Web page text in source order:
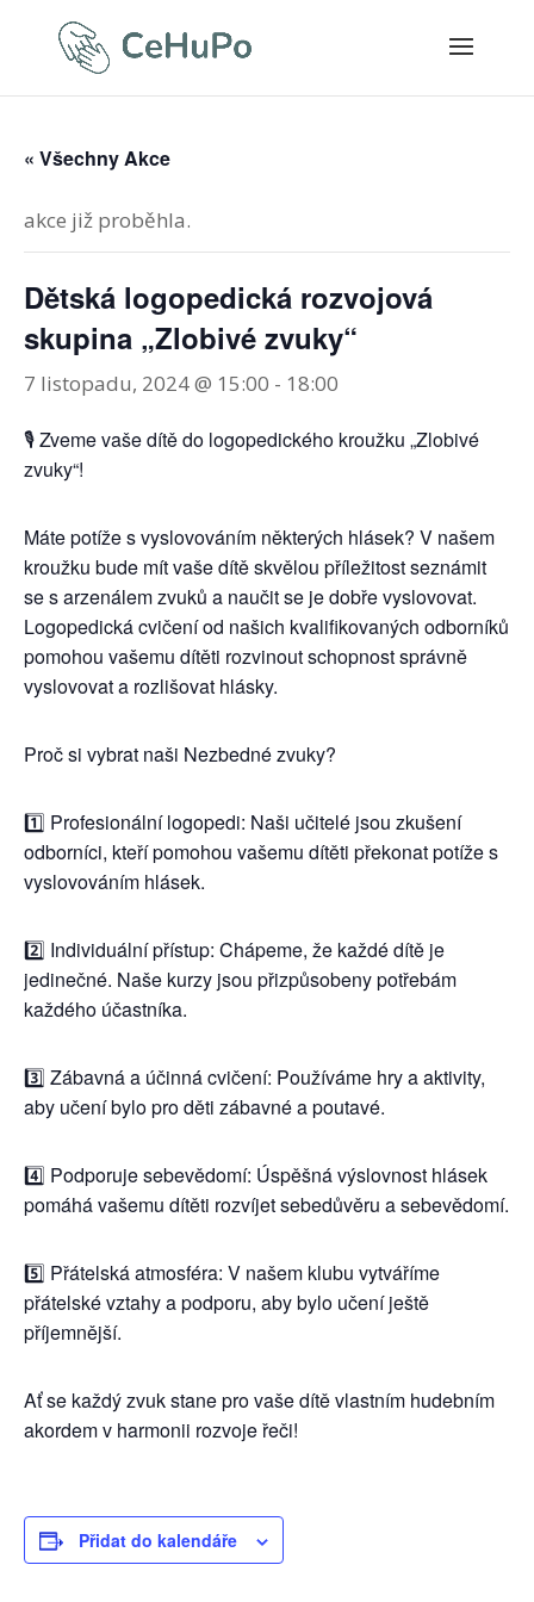
« Všechny Akce
akce již proběhla.
Dětská logopedická rozvojová
skupina „Zlobivé zvuky“
7 listopadu, 2024 @ 15:00 - 18:00
🎙 Zveme vaše dítě do logopedického kroužku „Zlobivé
zvuky“!
Máte potíže s vyslovováním některých hlásek? V našem
kroužku bude mít vaše dítě skvělou příležitost seznámit
se s arzenálem zvuků a naučit se je dobře vyslovovat.
Logopedická cvičení od našich kvalifikovaných odborníků
pomohou vašemu dítěti rozvinout schopnost správně
vyslovovat a rozlišovat hlásky.
Proč si vybrat naši Nezbedné zvuky?
1️⃣ Profesionální logopedi: Naši učitelé jsou zkušení
odborníci, kteří pomohou vašemu dítěti překonat potíže s
vyslovováním hlásek.
2️⃣ Individuální přístup: Chápeme, že každé dítě je
jedinečné. Naše kurzy jsou přizpůsobeny potřebám
každého účastníka.
3️⃣ Zábavná a účinná cvičení: Používáme hry a aktivity,
aby učení bylo pro děti zábavné a poutavé.
4️⃣ Podporuje sebevědomí: Úspěšná výslovnost hlásek
pomáhá vašemu dítěti rozvíjet sebedůvěru a sebevědomí.
5️⃣ Přátelská atmosféra: V našem klubu vytváříme
přátelské vztahy a podporu, aby bylo učení ještě
příjemnější.
Ať se každý zvuk stane pro vaše dítě vlastním hudebním
akordem v harmonii rozvoje řeči!
Přidat do kalendáře